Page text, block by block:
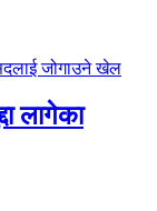
लागेका